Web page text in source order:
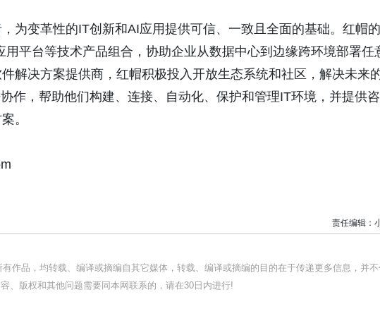
为变革性的IT创新和AI应用提供可信、一致且全面的基础。红帽的
平台等技术产品组合，协助企业从数据中心到边缘跨环境部署任
解决方案提供商，红帽积极投入开放生态系统和社区，解决未来
作，帮助他们构建、连接、自动化、保护和管理IT环境，并提供咨
。
责任编辑：
作品，均转载、编译或摘编自其它媒体，转载、编译或摘编的目的在于传递更多信息，并
、版权和其他问题需要同本网联系的，请在30日内进行!